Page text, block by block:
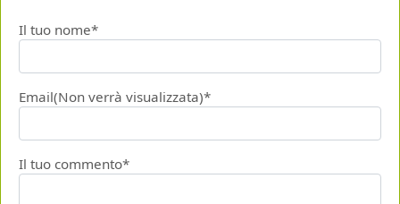
Il tuo nome*
Email(Non verrà visualizzata)*
Il tuo commento*